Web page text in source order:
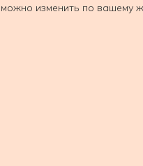
можно изменить по вашему